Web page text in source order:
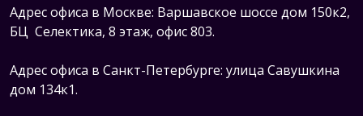
Адрес офиса в Москве: Варшавское шоссе дом 150к2,
БЦ Селектика, 8 этаж, офис 803.
Адрес офиса в Санкт-Петербурге: улица Савушкина
дом 134к1.